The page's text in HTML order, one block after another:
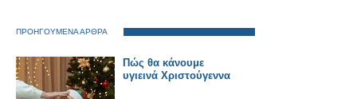
ΠΡΟΗΓΟΥΜΕΝΑ ΑΡΘΡΑ
Πώς θα κάνουμε
υγιεινά Χριστούγεννα